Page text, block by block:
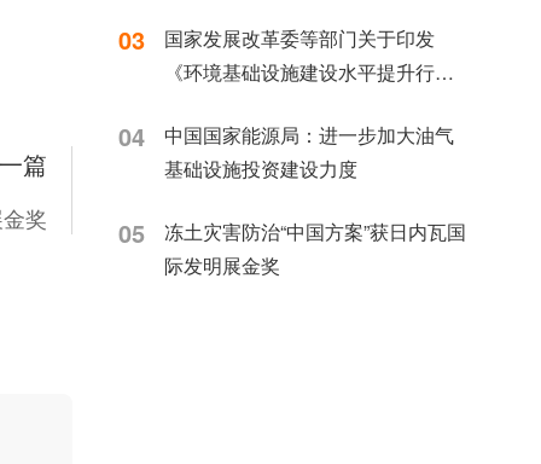
篇
奖
03
国家发展改革委等部门关于印发
《环境基础设施建设水平提升行动
资〔2023〕1046号
04
中国国家能源局：进一步加大油气
基础设施投资建设力度
05
冻土灾害防治“中国方案”获日内瓦国
际发明展金奖